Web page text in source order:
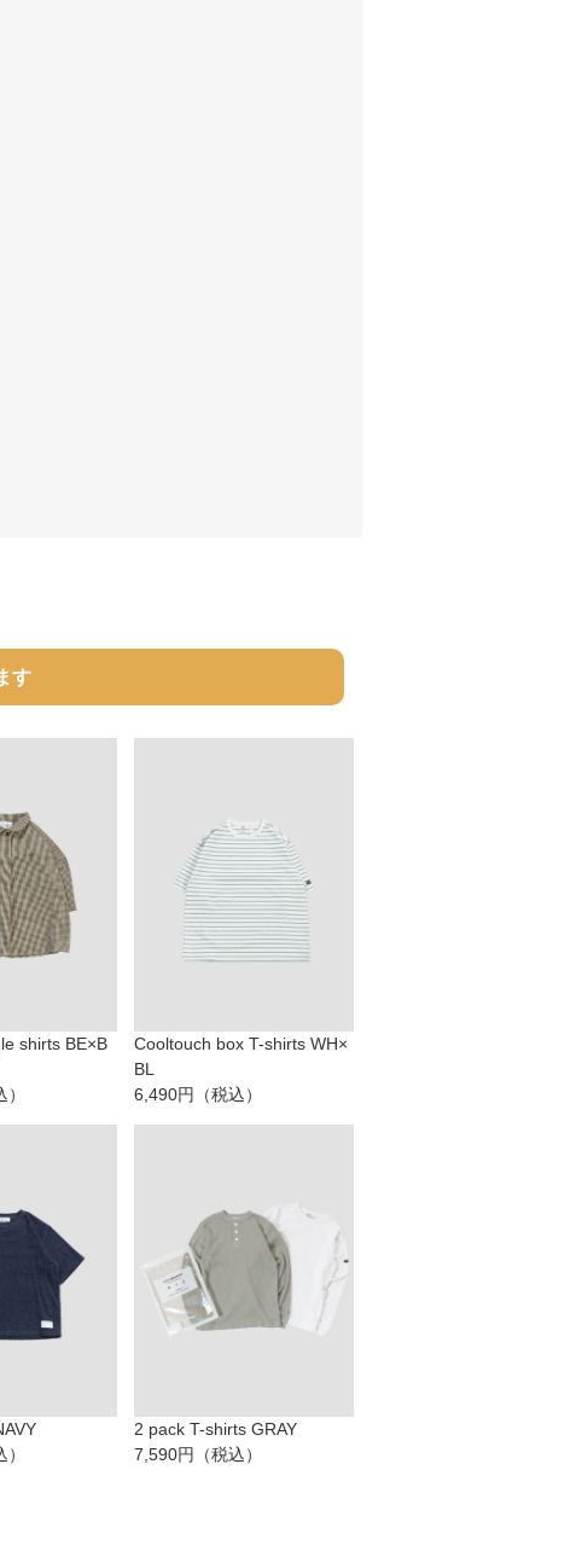
す
shirts BE×B
Cooltouch box T-shirts WH×
BL
6,490円（税込）
2 pack T-shirts GRAY
7,590円（税込）